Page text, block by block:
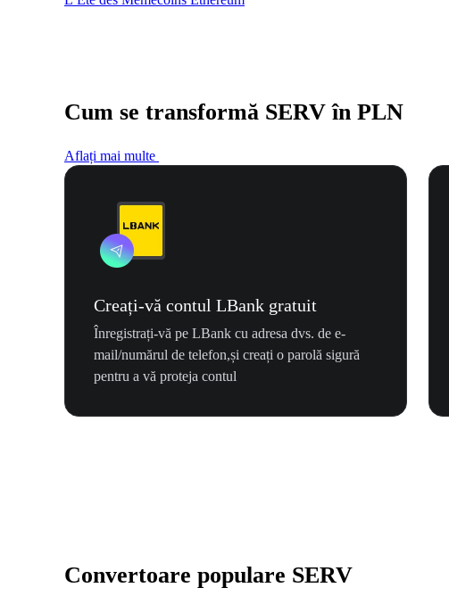
Cum se transformă SERV în PLN
Aflați mai multe
Creați-vă contul LBank gratuit
Înregistrați-vă pe LBank cu adresa dvs. de e-
mail/numărul de telefon,și creați o parolă sigură
pentru a vă proteja contul
Convertoare populare SERV